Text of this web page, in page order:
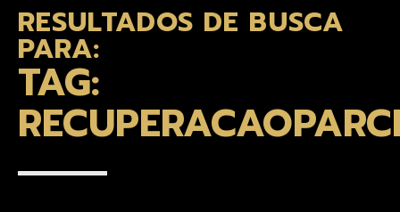
RESULTADOS DE BUSCA
PARA:
TAG: